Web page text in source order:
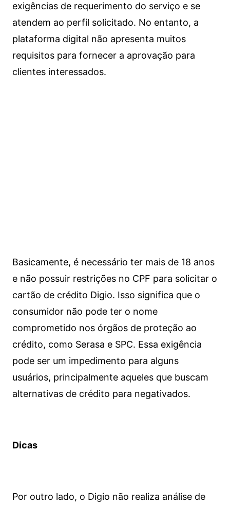
exigências de requerimento do serviço e se
atendem ao perfil solicitado. No entanto, a
plataforma digital não apresenta muitos
requisitos para fornecer a aprovação para
clientes interessados.
Basicamente, é necessário ter mais de 18 anos
e não possuir restrições no CPF para solicitar o
cartão de crédito Digio. Isso significa que o
consumidor não pode ter o nome
comprometido nos órgãos de proteção ao
crédito, como Serasa e SPC. Essa exigência
pode ser um impedimento para alguns
usuários, principalmente aqueles que buscam
alternativas de crédito para negativados.
Dicas
Por outro lado, o Digio não realiza análise de